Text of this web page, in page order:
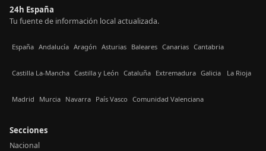
24h España
Tu fuente de información local actualizada.
España Andalucía Aragón Asturias Baleares Canarias Cantabria
Castilla La-Mancha Castilla y León Cataluña Extremadura Galicia La Rioja
Madrid Murcia Navarra País Vasco Comunidad Valenciana
Secciones
Nacional